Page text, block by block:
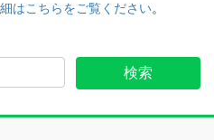
はこちらをご覧ください。